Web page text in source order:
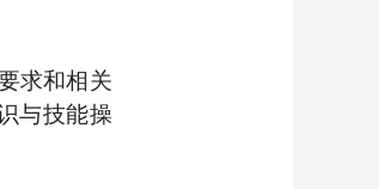
求和相关
与技能操